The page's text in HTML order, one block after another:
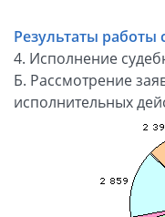
Результаты работы
4. Исполнение
Б. Рассмотрение
исполнительных